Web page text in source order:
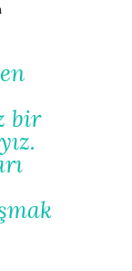
bir